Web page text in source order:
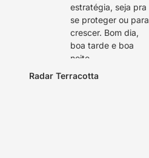
estratégia, seja pra
se proteger ou para
crescer. Bom dia,
boa tarde e boa
noite.
0:37
Sou Bruno Loreto,
Radar Terracotta